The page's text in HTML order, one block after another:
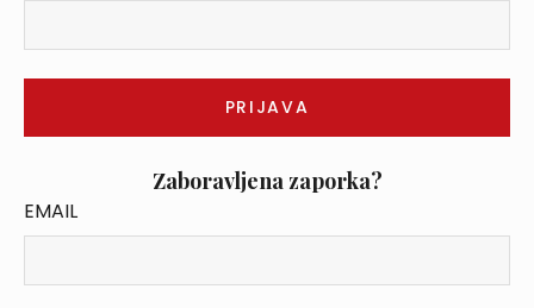
Zaboravljena zaporka?
EMAIL